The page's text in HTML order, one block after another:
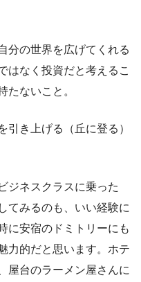
分の世界を広げてくれる
はなく投資だと考えるこ
ないこと。
き上げる（丘に登る）
ジネスクラスに乗った
てみるのも、いい経験に
に安宿のドミトリーにも
力的だと思います。ホテ
屋台のラーメン屋さんに